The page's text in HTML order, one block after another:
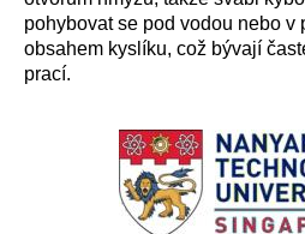
pohybovat se pod vodou nebo v
obsahem kyslíku, což bývají
prací.